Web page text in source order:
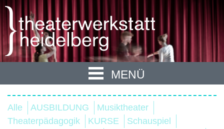
MENÜ
Alle AUSBILDUNG
Musiktheater
Theaterpädagogik
KURSE
Schauspiel